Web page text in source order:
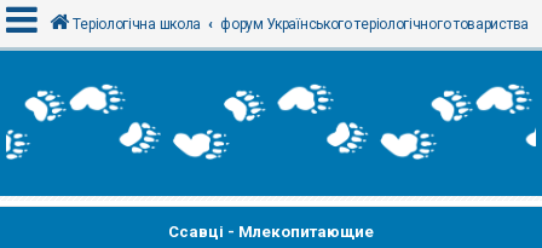
х
і
Теріологічна школа форум Українського теріологічного товариства
Ссавці - Млекопитающие